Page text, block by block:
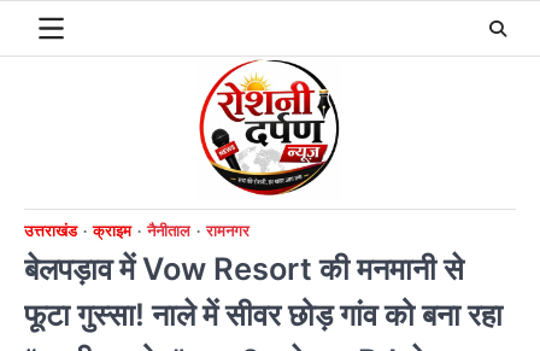
उत्तराखंड क्राइम नैनीताल रामनगर
बेलपड़ाव में Vow Resort की मनमानी से
फूटा गुस्सा! नाले में सीवर छोड़ गांव को बना रहा